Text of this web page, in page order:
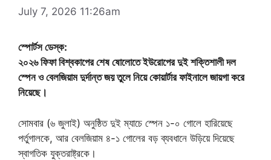
July 7, 2026 11:26am
স্পোর্টস ডেস্ক:
২০২৬ ফিফা বিশ্বকাপের শেষ ষোলোতে ইউরোপের দুই শক্তিশালী দল
স্পেন ও বেলজিয়াম দুর্দান্ত জয় তুলে নিয়ে কোয়ার্টার ফাইনালে জায়গা করে
নিয়েছে।
সোমবার (৬ জুলাই) অনুষ্ঠিত দুই ম্যাচে স্পেন ১-০ গোলে হারিয়েছে
পর্তুগালকে, আর বেলজিয়াম ৪-১ গোলের বড় ব্যবধানে উড়িয়ে দিয়েছে
স্বাগতিক যুক্তরাষ্ট্রকে।